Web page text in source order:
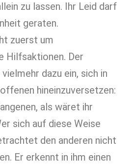
zu lassen. Ihr Leid darf
geraten.
zuerst um
Hilfsaktionen. Der
dazu ein, sich in
hineinzuversetzen:
als wäret ihr
sich auf diese Weise
den anderen nicht
Er erkennt in ihm einen